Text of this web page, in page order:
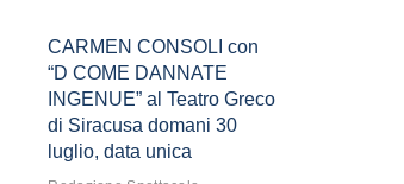
CARMEN CONSOLI con
“D COME DANNATE
INGENUE” al Teatro Greco
di Siracusa domani 30
luglio, data unica